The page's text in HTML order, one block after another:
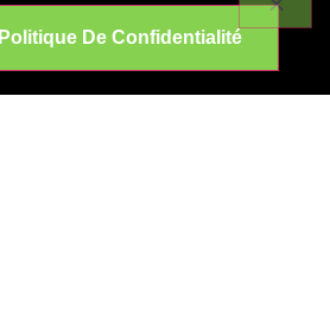
Politique De Confidentialité